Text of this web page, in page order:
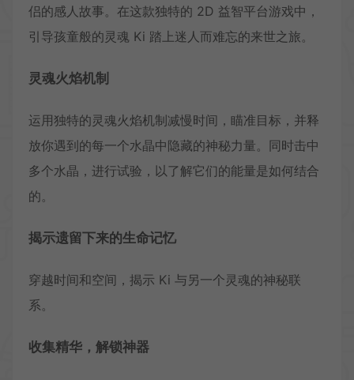
侣的感人故事。在这款独特的 2D 益智平台游戏中，
引导孩童般的灵魂 Ki 踏上迷人而难忘的来世之旅。
灵魂火焰机制
运用独特的灵魂火焰机制减慢时间，瞄准目标，并释
放你遇到的每一个水晶中隐藏的神秘力量。同时击中
多个水晶，进行试验，以了解它们的能量是如何结合
的。
揭示遗留下来的生命记忆
穿越时间和空间，揭示 Ki 与另一个灵魂的神秘联
系。
收集精华，解锁神器